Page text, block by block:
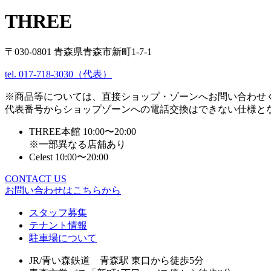
THREE
〒030-0801 青森県青森市新町1-7-1
tel. 017-718-3030（代表）
※商品等については、直接ショップ・ゾーンへお問い合わせ
代表番号からショップゾーンへの電話交換はできない仕様と
THREE本館 10:00〜20:00
※一部異なる店舗あり
Celest 10:00〜20:00
CONTACT US
お問い合わせはこちらから
スタッフ募集
テナント情報
駐車場について
JR/青い森鉄道 青森駅 東口から徒歩5分